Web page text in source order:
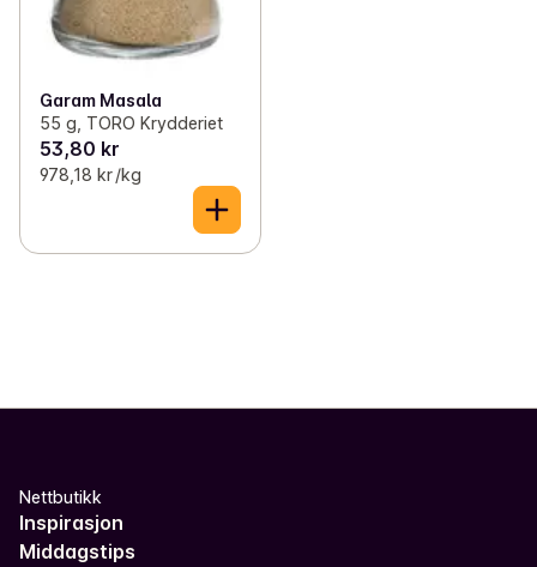
Garam Masala
55 g, TORO Krydderiet
53,80 kr
978,18 kr /kg
Nettbutikk
Inspirasjon
Middagstips